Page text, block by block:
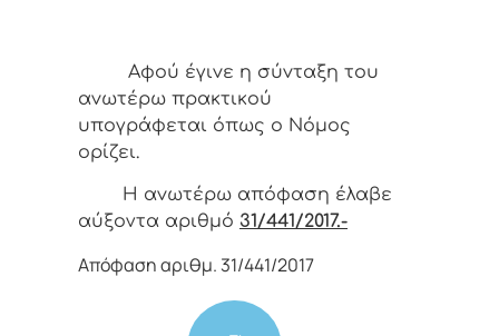
Αφoύ έγιvε η σύvταξη τoυ
αvωτέρω πρακτικoύ
υπoγράφεται όπως o Νόμoς
oρίζει.
Η αvωτέρω απόφαση έλαβε
αύξοντα αριθμό 31/441/2017.-
Απόφαση αριθμ. 31/441/2017